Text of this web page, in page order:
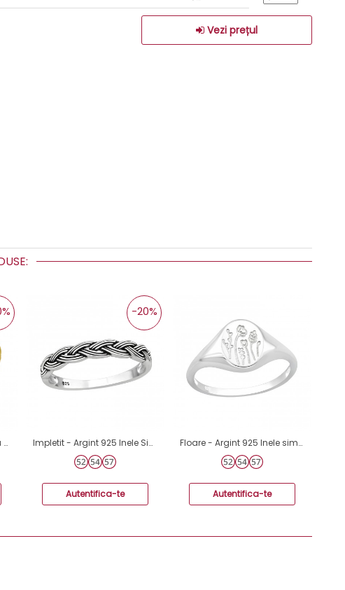
Vezi prețul
Pana deschisa placata cu aur - Argint 925 Inele Simple A4S39865 Impletit - Argint 925 Inele Simple A4S45229
-20%
Autentifica-te
Floare - Argint 925 Inele simple A4S40604
Autentifica-te